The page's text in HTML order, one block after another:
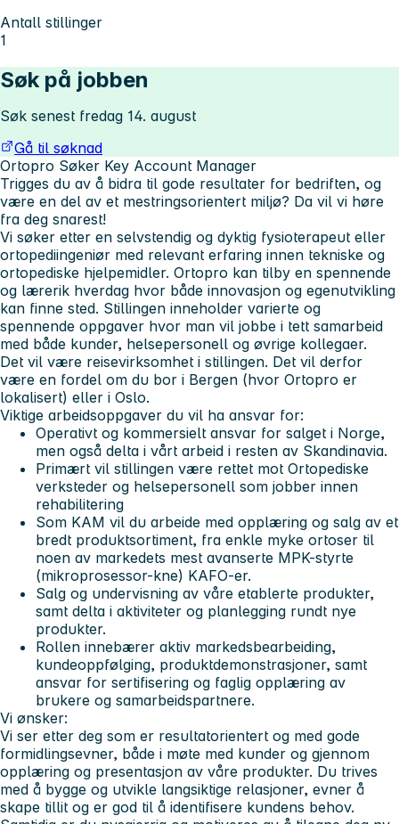
Antall stillinger
1
Søk på jobben
Søk senest fredag 14. august
Gå til søknad
Ortopro Søker Key Account Manager
Trigges du av å bidra til gode resultater for bedriften, og
være en del av et mestringsorientert miljø? Da vil vi høre
fra deg snarest!
Vi søker etter en selvstendig og dyktig fysioterapeut eller
ortopediingeniør med relevant erfaring innen tekniske og
ortopediske hjelpemidler. Ortopro kan tilby en spennende
og lærerik hverdag hvor både innovasjon og egenutvikling
kan finne sted. Stillingen inneholder varierte og
spennende oppgaver hvor man vil jobbe i tett samarbeid
med både kunder, helsepersonell og øvrige kollegaer.
Det vil være reisevirksomhet i stillingen. Det vil derfor
være en fordel om du bor i Bergen (hvor Ortopro er
lokalisert) eller i Oslo.
Viktige arbeidsoppgaver du vil ha ansvar for:
Operativt og kommersielt ansvar for salget i Norge,
men også delta i vårt arbeid i resten av Skandinavia.
Primært vil stillingen være rettet mot Ortopediske
verksteder og helsepersonell som jobber innen
rehabilitering
Som KAM vil du arbeide med opplæring og salg av et
bredt produktsortiment, fra enkle myke ortoser til
noen av markedets mest avanserte MPK-styrte
(mikroprosessor-kne) KAFO-er.
Salg og undervisning av våre etablerte produkter,
samt delta i aktiviteter og planlegging rundt nye
produkter.
Rollen innebærer aktiv markedsbearbeiding,
kundeoppfølging, produktdemonstrasjoner, samt
ansvar for sertifisering og faglig opplæring av
brukere og samarbeidspartnere.
Vi ønsker:
Vi ser etter deg som er resultatorientert og med gode
formidlingsevner, både i møte med kunder og gjennom
opplæring og presentasjon av våre produkter. Du trives
med å bygge og utvikle langsiktige relasjoner, evner å
skape tillit og er god til å identifisere kundens behov.